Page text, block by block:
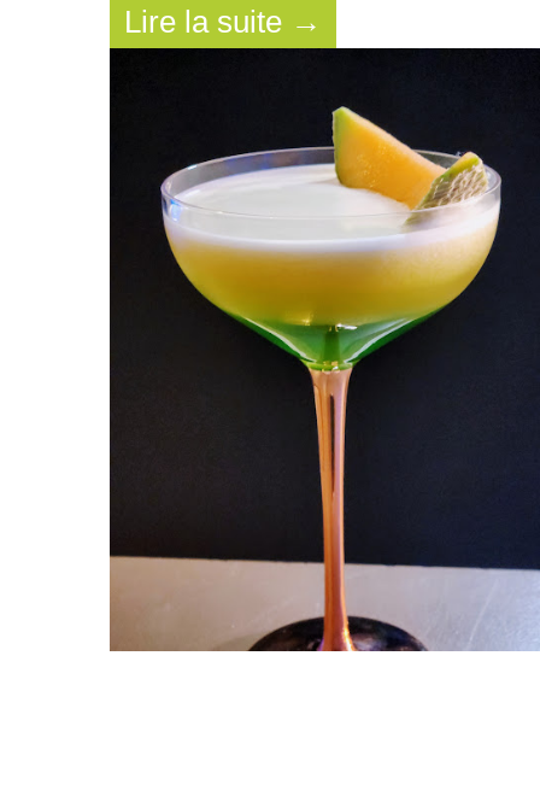
Lire la suite →